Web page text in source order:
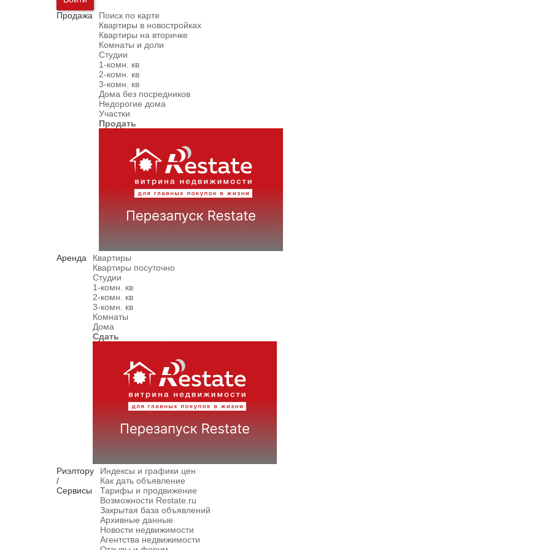
Продажа
Поиск по карте
Квартиры в новостройках
Квартиры на вторичке
Комнаты и доли
Студии
1-комн. кв
2-комн. кв
3-комн. кв
Дома без посредников
Недорогие дома
Участки
Продать
Аренда
Квартиры
Квартиры посуточно
Студии
1-комн. кв
2-комн. кв
3-комн. кв
Комнаты
Дома
Сдать
Риэлтору
/
Сервисы
Индексы и графики цен
Как дать объявление
Тарифы и продвижение
Возможности Restate.ru
Закрытая база объявлений
Архивные данные
Новости недвижимости
Агентства недвижимости